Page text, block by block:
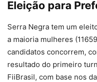
Eleição para
Serra Negra tem um
a maioria mulheres
candidatos concorrem,
resultado do primeiro
FiiBrasil, com base nos